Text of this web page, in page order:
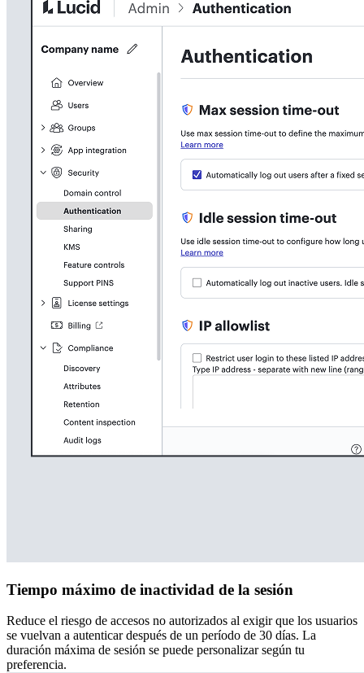
Tiempo máximo de inactividad de la sesión
Reduce el riesgo de accesos no autorizados al exigir que los usuarios
se vuelvan a autenticar después de un período de 30 días. La
duración máxima de sesión se puede personalizar según tu
preferencia.